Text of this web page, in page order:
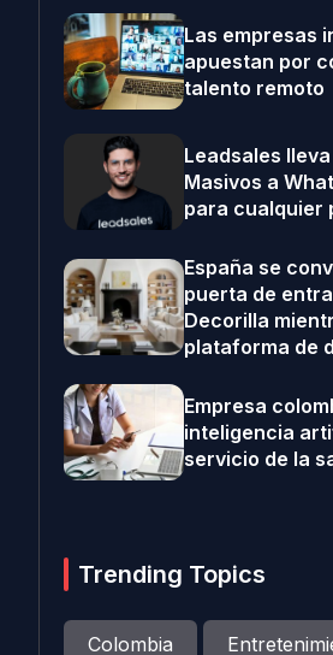
Las empresas
apuestan por
talento remoto
Leadsales
Masivos a
para cualquier
España se
puerta de
Decorilla
plataforma de
Empresa
inteligencia
servicio de la
Trending Topics
Colombia